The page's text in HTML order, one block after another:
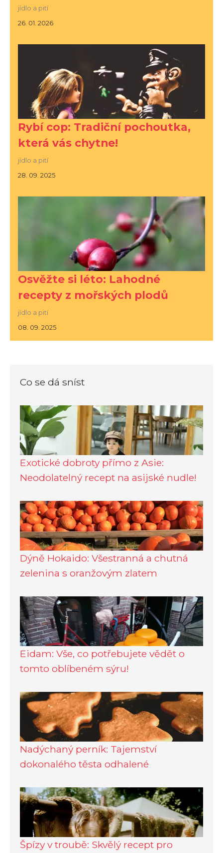
jídlo a pití
26. 01. 2026
Rybí cop: Tradiční pochoutka,
která vás chytne!
jídlo a pití
28. 09. 2025
Osvěžte si léto: Lahodné
recepty z mořských plodů
jídlo a pití
08. 09. 2025
Co se dá sníst
Exotické dobroty přímo z Asie:
Neodolatelný recept na asijské nudle!
Dýně Hokaido: Všestranná a chutná
zelenina s oranžovým zlatem
Eidam: Vše, co potřebujete vědět o
tomto oblíbeném sýru!
Nadýchaný perník: Tajemství
dokonalého těsta odhalené
Špízy v troubě: Skvělý recept pro